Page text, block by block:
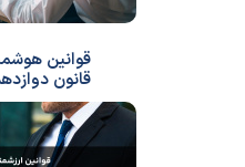
قوانین
قانون